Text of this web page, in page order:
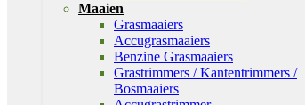
Maaien
Grasmaaiers
Accugrasmaaiers
Benzine Grasmaaiers
Grastrimmers / Kantentrimmers /
Bosmaaiers